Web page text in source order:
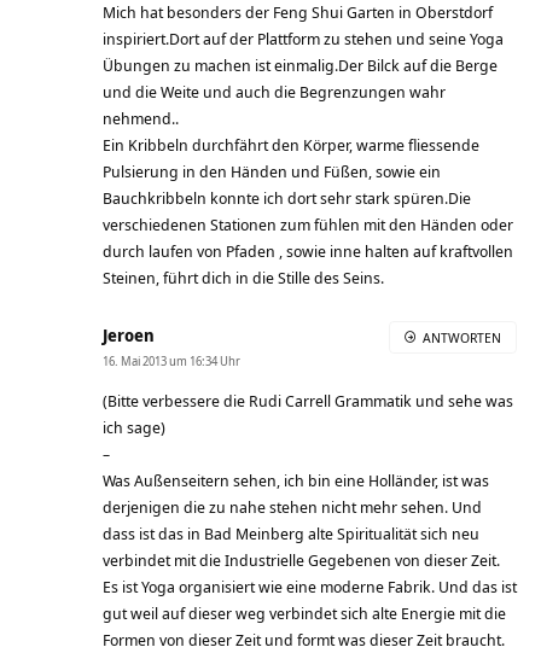
Mich hat besonders der Feng Shui Garten in Oberstdorf
inspiriert.Dort auf der Plattform zu stehen und seine Yoga
Übungen zu machen ist einmalig.Der Bilck auf die Berge
und die Weite und auch die Begrenzungen wahr
nehmend..
Ein Kribbeln durchfährt den Körper, warme fliessende
Pulsierung in den Händen und Füßen, sowie ein
Bauchkribbeln konnte ich dort sehr stark spüren.Die
verschiedenen Stationen zum fühlen mit den Händen oder
durch laufen von Pfaden , sowie inne halten auf kraftvollen
Steinen, führt dich in die Stille des Seins.
Jeroen
16. Mai 2013 um 16:34 Uhr
(Bitte verbessere die Rudi Carrell Grammatik und sehe was
ich sage)
–
Was Außenseitern sehen, ich bin eine Holländer, ist was
derjenigen die zu nahe stehen nicht mehr sehen. Und
dass ist das in Bad Meinberg alte Spiritualität sich neu
verbindet mit die Industrielle Gegebenen von dieser Zeit.
Es ist Yoga organisiert wie eine moderne Fabrik. Und das ist
gut weil auf dieser weg verbindet sich alte Energie mit die
Formen von dieser Zeit und formt was dieser Zeit braucht.
ANTWORTEN